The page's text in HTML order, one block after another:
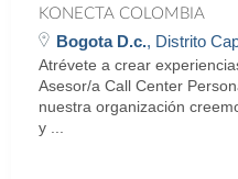
KONECTA COLOMBIA
Bogota D.c., Distrito
Atrévete a crear
Asesor/a Call Center
nuestra organización
y ...